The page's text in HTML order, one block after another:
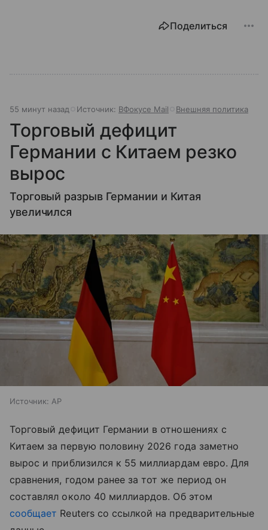
Поделиться
55 минут назад Источник: ВФокусе Mail Внешняя политика
Торговый дефицит
Германии с Китаем резко
вырос
Торговый разрыв Германии и Китая
увеличился
Источник: AP
Торговый дефицит Германии в отношениях с
Китаем за первую половину 2026 года заметно
вырос и приблизился к 55 миллиардам евро. Для
сравнения, годом ранее за тот же период он
составлял около 40 миллиардов. Об этом
сообщает Reuters со ссылкой на предварительные